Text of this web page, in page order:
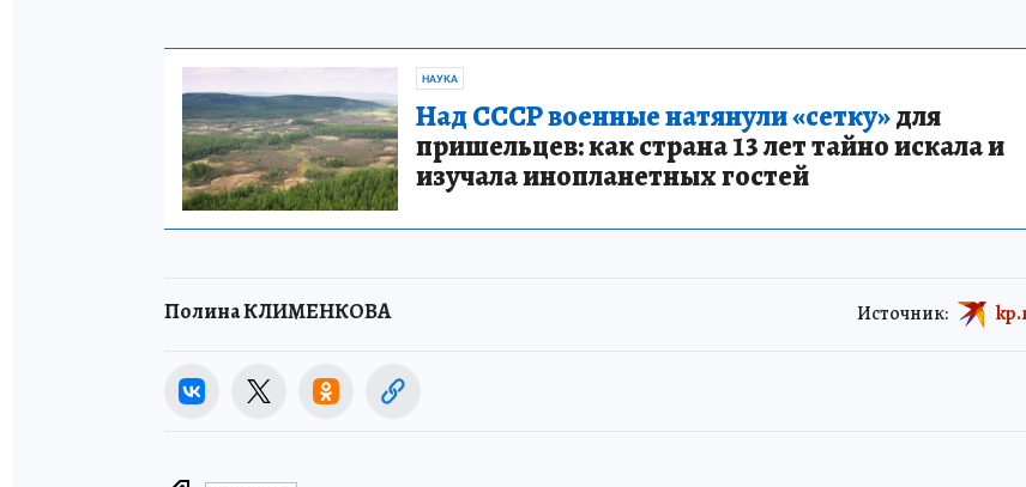
НАУКА
Над СССР военные натянули «сетку»для
пришельцев: как страна 13 лет тайно искала и
изучала инопланетных гостей
Полина КЛИМЕНКОВА Источник: